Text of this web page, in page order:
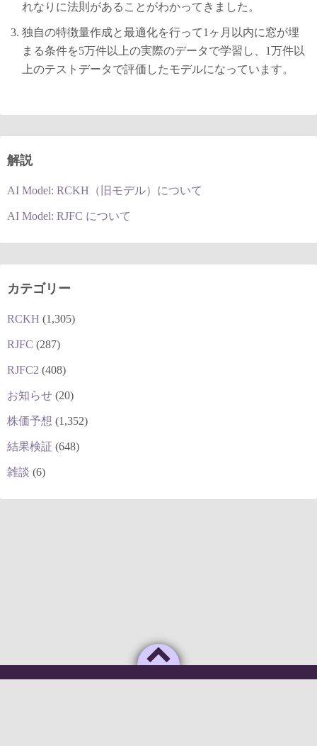
れなりに法則があることがわかってきました。
独自の特徴量作成と最適化を行って1ヶ月以内に窓が埋
まる条件を5万件以上の実際のデータで学習し、1万件以
上のテストデータで評価したモデルになっています。
解説
AI Model: RCKH（旧モデル）について
AI Model: RJFC について
カテゴリー
RCKH (1,305)
RJFC (287)
RJFC2 (408)
お知らせ (20)
株価予想 (1,352)
結果検証 (648)
雑談 (6)